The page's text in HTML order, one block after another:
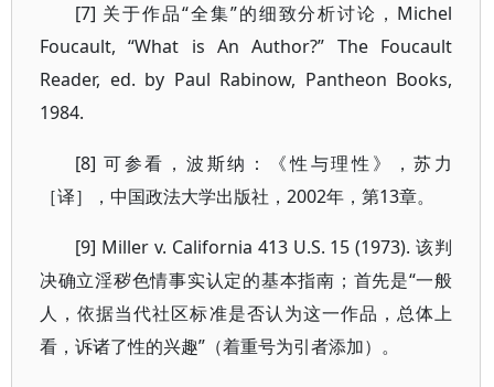
[7] 关于作品“全集”的细致分析讨论，Michel
Foucault, “What is An Author?” The Foucault
Reader, ed. by Paul Rabinow, Pantheon Books,
1984.
[8] 可参看，波斯纳：《性与理性》，苏力
［译］，中国政法大学出版社，2002年，第13章。
[9] Miller v. California 413 U.S. 15 (1973). 该判
决确立淫秽色情事实认定的基本指南；首先是“一般
人，依据当代社区标准是否认为这一作品，总体上
看，诉诸了性的兴趣”（着重号为引者添加）。